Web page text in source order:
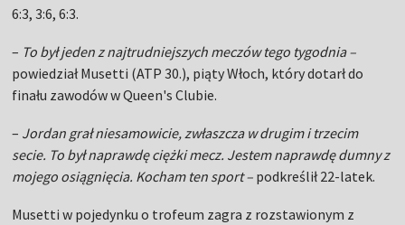
6:3, 3:6, 6:3.
– To był jeden z najtrudniejszych meczów tego tygodnia –
powiedział Musetti (ATP 30.), piąty Włoch, który dotarł do
finału zawodów w Queen's Clubie.
– Jordan grał niesamowicie, zwłaszcza w drugim i trzecim
secie. To był naprawdę ciężki mecz. Jestem naprawdę dumny z
mojego osiągnięcia. Kocham ten sport – podkreślił 22-latek.
Musetti w pojedynku o trofeum zagra z rozstawionym z